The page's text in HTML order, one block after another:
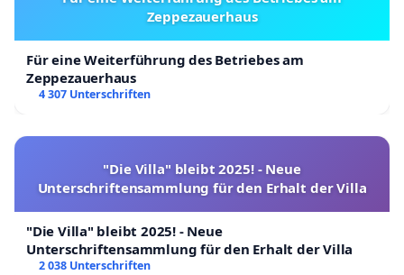
Zeppezauerhaus
Für eine Weiterführung des Betriebes am
Zeppezauerhaus
4 307 Unterschriften
"Die Villa" bleibt 2025! - Neue
Unterschriftensammlung für den Erhalt der Villa
"Die Villa" bleibt 2025! - Neue
Unterschriftensammlung für den Erhalt der Villa
2 038 Unterschriften